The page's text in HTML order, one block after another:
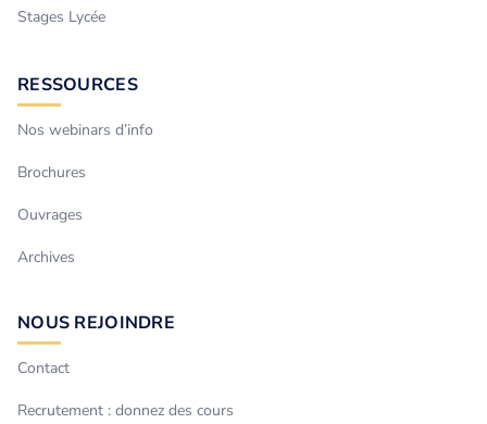
Stages Lycée
RESSOURCES
Nos webinars d’info
Brochures
Ouvrages
Archives
NOUS REJOINDRE
Contact
Recrutement : donnez des cours